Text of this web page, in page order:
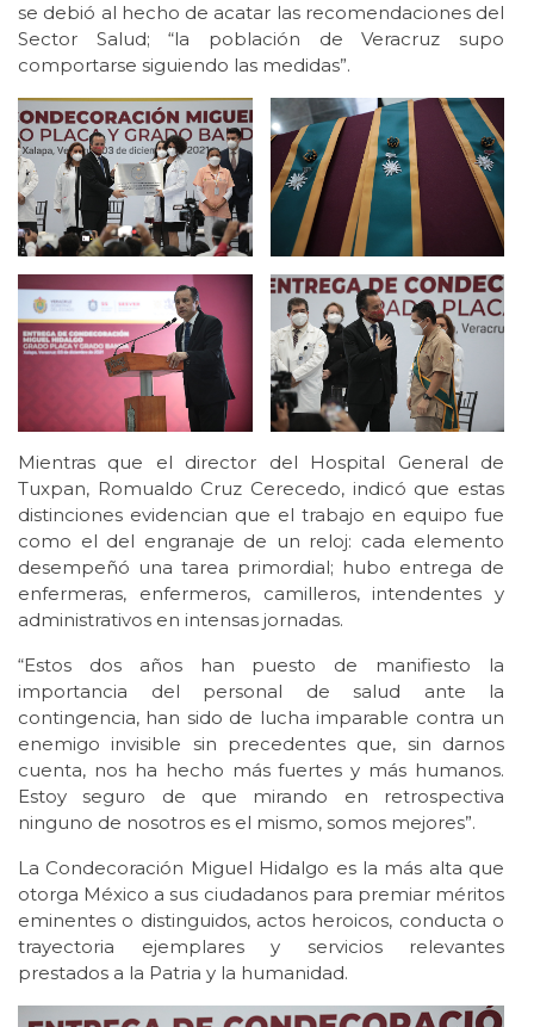
se debió al hecho de acatar las recomendaciones del
Sector Salud; “la población de Veracruz supo
comportarse siguiendo las medidas”.
Mientras que el director del Hospital General de
Tuxpan, Romualdo Cruz Cerecedo, indicó que estas
distinciones evidencian que el trabajo en equipo fue
como el del engranaje de un reloj: cada elemento
desempeñó una tarea primordial; hubo entrega de
enfermeras, enfermeros, camilleros, intendentes y
administrativos en intensas jornadas.
“Estos dos años han puesto de manifiesto la
importancia del personal de salud ante la
contingencia, han sido de lucha imparable contra un
enemigo invisible sin precedentes que, sin darnos
cuenta, nos ha hecho más fuertes y más humanos.
Estoy seguro de que mirando en retrospectiva
ninguno de nosotros es el mismo, somos mejores”.
La Condecoración Miguel Hidalgo es la más alta que
otorga México a sus ciudadanos para premiar méritos
eminentes o distinguidos, actos heroicos, conducta o
trayectoria ejemplares y servicios relevantes
prestados a la Patria y la humanidad.